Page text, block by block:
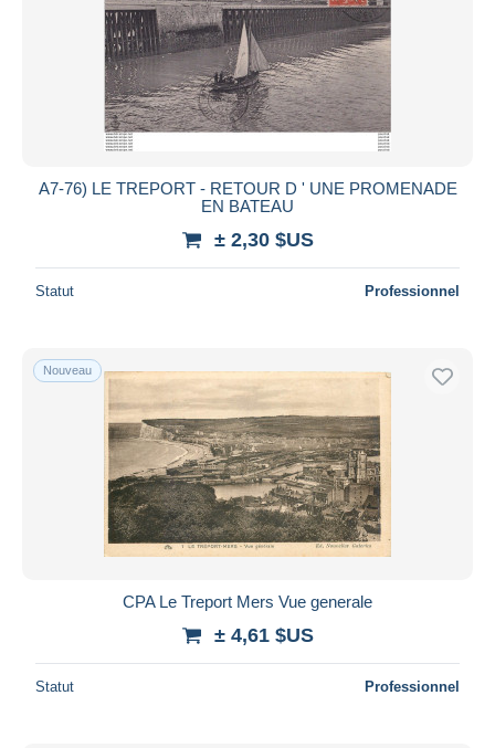
A7-76) LE TREPORT - RETOUR D ' UNE PROMENADE
EN BATEAU
± 2,30 $US
Statut Professionnel
Nouveau
CPA Le Treport Mers Vue generale
± 4,61 $US
Statut Professionnel